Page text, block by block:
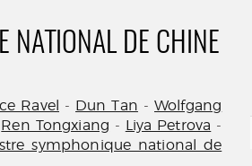
NATIONAL DE CHINE
Ravel - Dun Tan - Wolfgang
Ren Tongxiang - Liya Petrova -
symphonique national de